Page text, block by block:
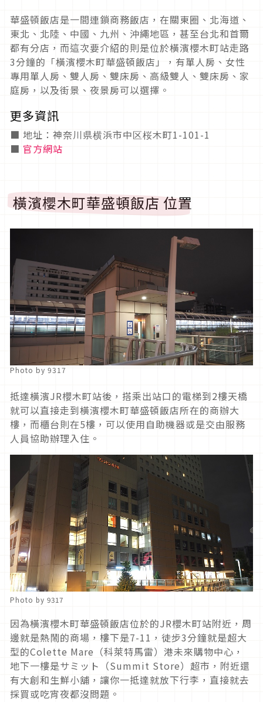
華盛頓飯店是一間連鎖商務飯店，在關東圈、北海道、
東北、北陸、中國、九州、沖繩地區，甚至台北和首爾
都有分店，而這次要介紹的則是位於橫濱櫻木町站走路
3分鐘的「橫濱櫻木町華盛頓飯店」，有單人房、女性
專用單人房、雙人房、雙床房、高級雙人、雙床房、家
庭房，以及街景、夜景房可以選擇。
更多資訊
■ 地址：神奈川県横浜市中区桜木町1-101-1
■ 官方網站
橫濱櫻木町華盛頓飯店 位置
Photo by 9317
抵達橫濱JR櫻木町站後，搭乘出站口的電梯到2樓天橋
就可以直接走到橫濱櫻木町華盛頓飯店所在的商辦大
樓，而櫃台則在5樓，可以使用自助機器或是交由服務
人員協助辦理入住。
Photo by 9317
因為橫濱櫻木町華盛頓飯店位於的JR櫻木町站附近，周
邊就是熱鬧的商場，樓下是7-11，徒步3分鐘就是超大
型的Colette Mare（科萊特馬雷）港未來購物中心，
地下一樓是サミット（Summit Store）超市，附近還
有大創和生鮮小舖，讓你一抵達就放下行李，直接就去
採買或吃宵夜都沒問題。